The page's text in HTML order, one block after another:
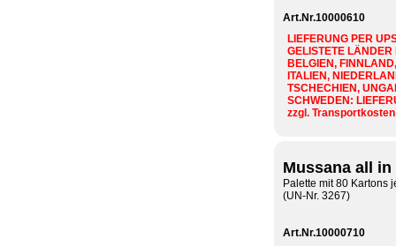
Art.Nr.10000610
LIEFERUNG PER
GELISTETE LÄNDER
BELGIEN,
ITALIEN,
TSCHECHIEN,
SCHWEDEN:
zzgl. Transportkosten
Mussana all
Palette mit 80 Kartons
(UN-Nr. 3267)
Art.Nr.10000710